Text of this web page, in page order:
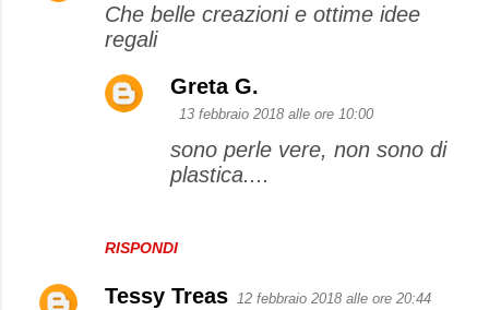
Che belle creazioni e ottime idee
regali
RISPONDI
Greta G.
13 febbraio 2018 alle ore 10:00
sono perle vere, non sono di
plastica....
Tessy Treas 12 febbraio 2018 alle ore 20:44